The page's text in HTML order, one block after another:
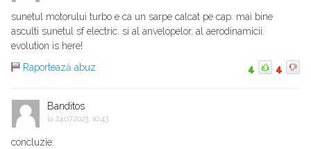
sunetul motorului turbo e ca un sarpe calcat pe cap. mai bine
asculti sunetul sf electric. si al anvelopelor, al aerodinamicii.
evolution is here!
Raportează abuz
4 4
Banditos
la 24.07.2023, 10:43
concluzie: